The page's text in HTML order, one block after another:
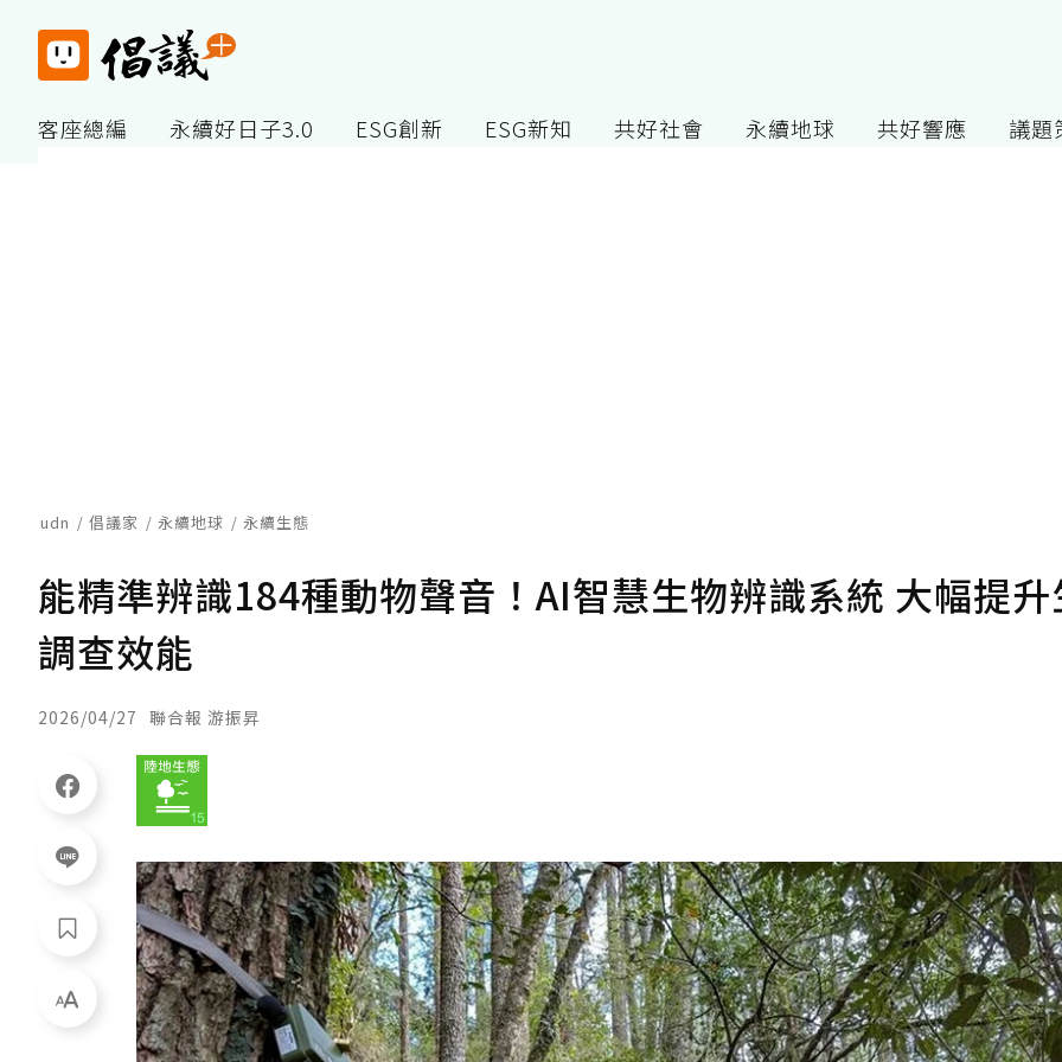
客座總編 永續好日子3.0 ESG創新 ESG新知 共好社會 永續地球 共好響應 議題
udn 倡議家 永續地球 永續生態
能精準辨識184種動物聲音！AI智慧生物辨識系統 大幅提
調查效能
2026/04/27 聯合報 游振昇